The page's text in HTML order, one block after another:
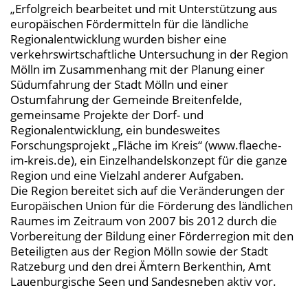
„Erfolgreich bearbeitet und mit Unterstützung aus
europäischen Fördermitteln für die ländliche
Regionalentwicklung wurden bisher eine
verkehrswirtschaftliche Untersuchung in der Region
Mölln im Zusammenhang mit der Planung einer
Südumfahrung der Stadt Mölln und einer
Ostumfahrung der Gemeinde Breitenfelde,
gemeinsame Projekte der Dorf- und
Regionalentwicklung, ein bundesweites
Forschungsprojekt „Fläche im Kreis“ (www.flaeche-
im-kreis.de), ein Einzelhandelskonzept für die ganze
Region und eine Vielzahl anderer Aufgaben.
Die Region bereitet sich auf die Veränderungen der
Europäischen Union für die Förderung des ländlichen
Raumes im Zeitraum von 2007 bis 2012 durch die
Vorbereitung der Bildung einer Förderregion mit den
Beteiligten aus der Region Mölln sowie der Stadt
Ratzeburg und den drei Ämtern Berkenthin, Amt
Lauenburgische Seen und Sandesneben aktiv vor.